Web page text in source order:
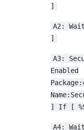
]
A2:
]
A3:
Enabled
] If [
A4: